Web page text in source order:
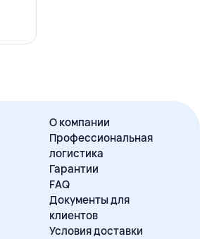
О компании
Профессиональная
логистика
Гарантии
FAQ
Документы для
клиентов
Условия доставки